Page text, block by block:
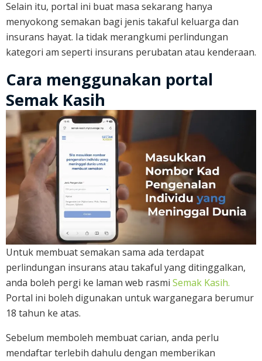
Selain itu, portal ini buat masa sekarang hanya
menyokong semakan bagi jenis takaful keluarga dan
insurans hayat. Ia tidak merangkumi perlindungan
kategori am seperti insurans perubatan atau kenderaan.
Cara menggunakan portal
Semak Kasih
Untuk membuat semakan sama ada terdapat
perlindungan insurans atau takaful yang ditinggalkan,
anda boleh pergi ke laman web rasmi Semak Kasih.
Portal ini boleh digunakan untuk warganegara berumur
18 tahun ke atas.
Sebelum memboleh membuat carian, anda perlu
mendaftar terlebih dahulu dengan memberikan